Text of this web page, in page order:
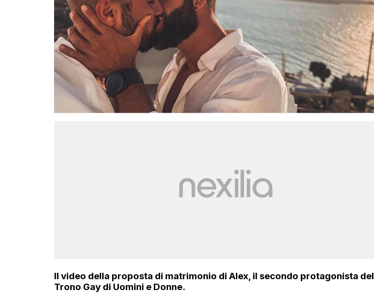
Il video della proposta di matrimonio di Alex, il secondo protagonista del
Trono Gay di Uomini e Donne.